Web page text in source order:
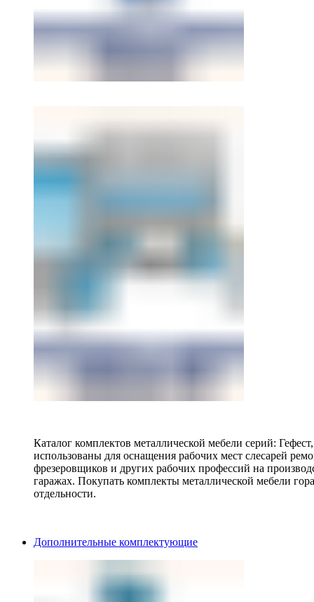
Каталог комплектов металлической мебели серий:
использованы для оснащения рабочих мест слесарей
фрезеровщиков и других рабочих профессий на
гаражах. Покупать комплекты металлической мебели
отдельности.
Дополнительные комплектующие